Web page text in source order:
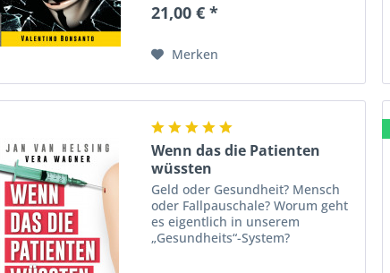
21,00 € *
Merken
Wenn das die Patienten
wüssten
Geld oder Gesundheit? Mensch
oder Fallpauschale? Worum geht
es eigentlich in unserem
„Gesundheits“-System?